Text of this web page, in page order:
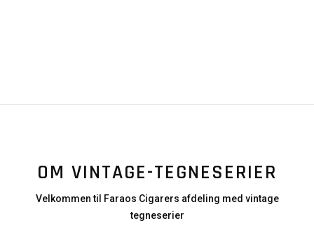
OM VINTAGE-TEGNESERIER
Velkommen til Faraos Cigarers afdeling med vintage
tegneserier